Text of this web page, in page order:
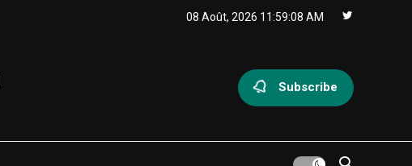
08 Août, 2026 11:59:09 AM
Subscribe